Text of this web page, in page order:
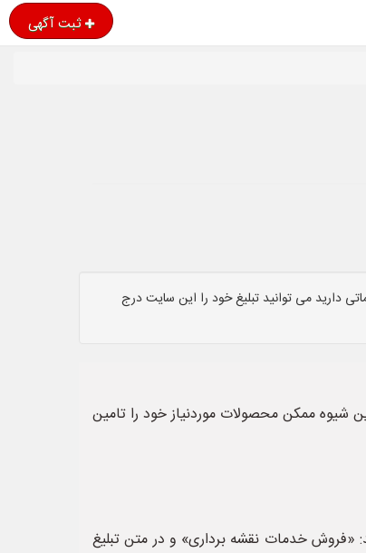
ثبت آگهی
دارید می توانید تبلیغ خود را این سایت درج
ممکن محصولات موردنیاز خود را تامین
«فروش خدمات نقشه برداری» و در متن تبلیغ